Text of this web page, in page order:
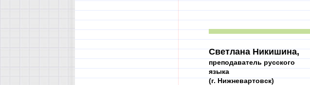
Светлана Никишина,
преподаватель русского
языка
(г. Нижневартовск)